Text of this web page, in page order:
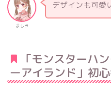
ましろ
デザインも可愛
「モンスターハ
ーアイランド」初